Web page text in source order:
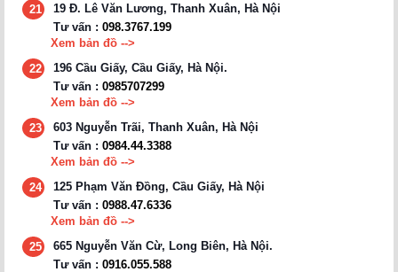
21
19 Đ. Lê Văn Lương, Thanh Xuân, Hà Nội
Tư vấn : 098.3767.199
Xem bản đồ -->
22
196 Cầu Giấy, Cầu Giấy, Hà Nội.
Tư vấn : 0985707299
Xem bản đồ -->
23
603 Nguyễn Trãi, Thanh Xuân, Hà Nội
Tư vấn : 0984.44.3388
Xem bản đồ -->
24
125 Phạm Văn Đồng, Cầu Giấy, Hà Nội
Tư vấn : 0988.47.6336
Xem bản đồ -->
25
665 Nguyễn Văn Cừ, Long Biên, Hà Nội.
Tư vấn : 0916.055.588